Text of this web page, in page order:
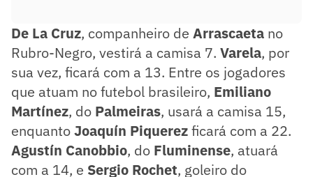
De La Cruz, companheiro de Arrascaeta no
Rubro-Negro, vestirá a camisa 7. Varela, por
sua vez, ficará com a 13. Entre os jogadores
que atuam no futebol brasileiro, Emiliano
Martínez, do Palmeiras, usará a camisa 15,
enquantoJoaquín Piquerezficará com a 22.
Agustín Canobbio, do Fluminense, atuará
com a 14, e Sergio Rochet, goleiro do